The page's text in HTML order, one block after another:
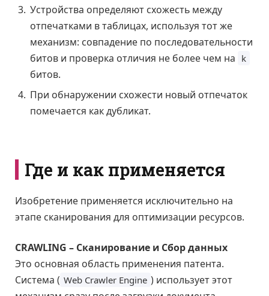
Устройства определяют схожесть между
отпечатками в таблицах, используя тот же
механизм: совпадение по последовательности
битов и проверка отличия не более чем на k
битов.
При обнаружении схожести новый отпечаток
помечается как дубликат.
Где и как применяется
Изобретение применяется исключительно на
этапе сканирования для оптимизации ресурсов.
CRAWLING – Сканирование и Сбор данных
Это основная область применения патента.
Система ( Web Crawler Engine ) использует этот